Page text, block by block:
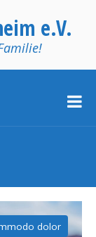
e.V.
dolor